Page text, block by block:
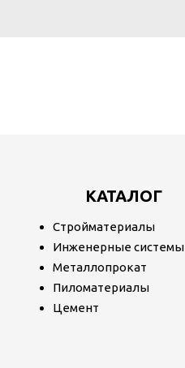
КАТАЛОГ
Стройматериалы
Инженерные системы
Металлопрокат
Пиломатериалы
Цемент